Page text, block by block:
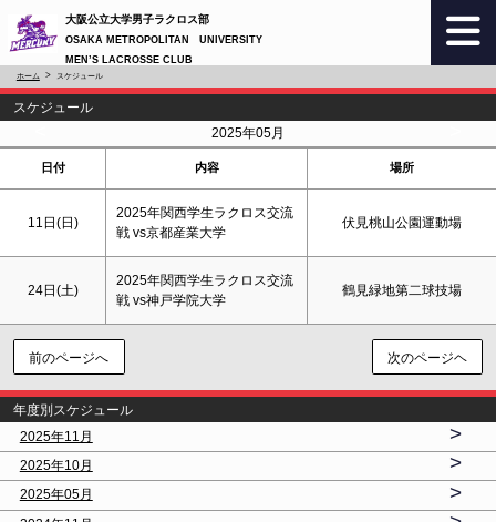
大阪公立大学男子ラクロス部
OSAKA METROPOLITAN UNIVERSITY
MEN’S LACROSSE CLUB
ホーム スケジュール
スケジュール
2025年05月
日付 内容 場所
11日(日)
2025年関西学生ラクロス交流
戦 vs京都産業大学
伏見桃山公園運動場
24日(土)
2025年関西学生ラクロス交流
戦 vs神戸学院大学
鶴見緑地第二球技場
前のページへ 次のページヘ
年度別スケジュール
2025年11月
>
2025年10月 >
2025年05月 >